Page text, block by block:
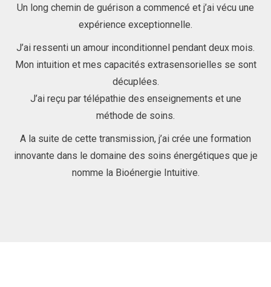
Un long chemin de guérison a commencé et j’ai vécu une
expérience exceptionnelle.
J’ai ressenti un amour inconditionnel pendant deux mois.
Mon intuition et mes capacités extrasensorielles se sont
décuplées.
J’ai reçu par télépathie des enseignements et une
méthode de soins.
A la suite de cette transmission, j’ai crée une formation
innovante dans le domaine des soins énergétiques que je
nomme la Bioénergie Intuitive.